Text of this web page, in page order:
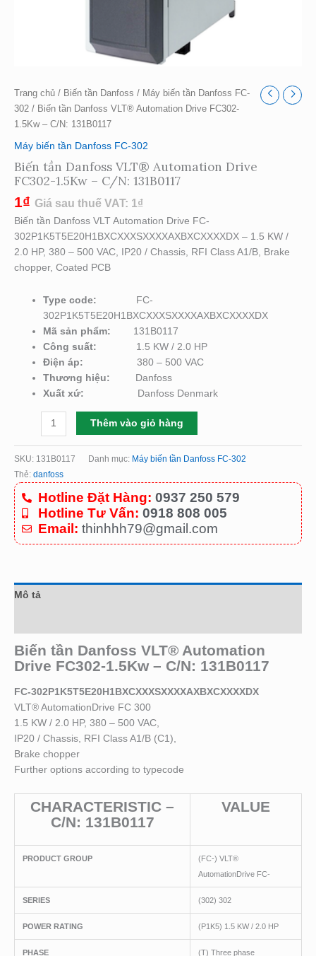
Trang chủ / Biến tần Danfoss / Máy biến tần Danfoss FC-
302 / Biến tần Danfoss VLT® Automation Drive FC302-
1.5Kw – C/N: 131B0117
Máy biến tần Danfoss FC-302
Biến tần Danfoss VLT® Automation Drive
FC302-1.5Kw – C/N: 131B0117
1₫ Giá sau thuế VAT: 1₫
Biến tần Danfoss VLT Automation Drive FC-
302P1K5T5E20H1BXCXXXSXXXXAXBXCXXXXDX – 1.5 KW /
2.0 HP, 380 – 500 VAC, IP20 / Chassis, RFI Class A1/B, Brake
chopper, Coated PCB
Type code:
FC-
302P1K5T5E20H1BXCXXXSXXXXAXBXCXXXXDX
Mã sản phẩm: 131B0117
Công suất: 1.5 KW / 2.0 HP
Điện áp:380 – 500 VAC
Thương hiệu:
Danfoss
Xuất xứ:
Danfoss Denmark
Thêm vào giỏ hàng
SKU: 131B0117 Danh mục: Máy biến tần Danfoss FC-302
Thẻ: danfoss
Hotline Đặt Hàng: 0937 250 579
Hotline Tư Vấn: 0918 808 005
Email: thinhhh79@gmail.com
Mô tả
Biến tần Danfoss VLT® Automation
Drive FC302-1.5Kw – C/N: 131B0117
FC-302P1K5T5E20H1BXCXXXSXXXXAXBXCXXXXDX
VLT® AutomationDrive FC 300
1.5 KW / 2.0 HP, 380 – 500 VAC,
IP20 / Chassis, RFI Class A1/B (C1),
Brake chopper
Further options according to typecode
CHARACTERISTIC –
C/N: 131B0117
VALUE
PRODUCT GROUP
(FC-) VLT®
AutomationDrive FC-
SERIES (302) 302
POWER RATING (P1K5) 1.5 KW / 2.0 HP
PHASE (T) Three phase